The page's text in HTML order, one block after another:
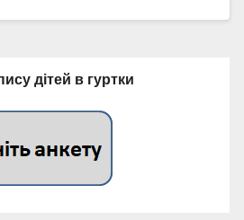
дітей в гуртки